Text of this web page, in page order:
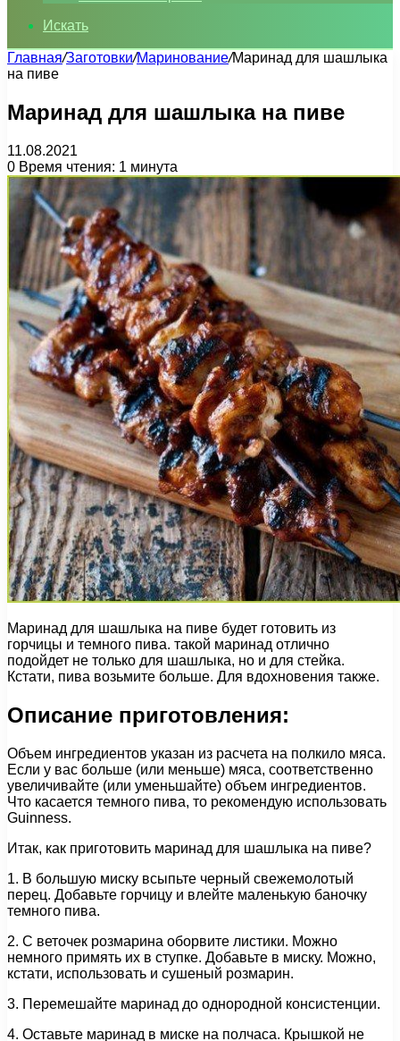
Искать
Главная/Заготовки/Маринование/Маринад для шашлыка
на пиве
Маринад для шашлыка на пиве
11.08.2021
0 Время чтения: 1 минута
Маринад для шашлыка на пиве будет готовить из
горчицы и темного пива. такой маринад отлично
подойдет не только для шашлыка, но и для стейка.
Кстати, пива возьмите больше. Для вдохновения также.
Описание приготовления:
Объем ингредиентов указан из расчета на полкило мяса.
Если у вас больше (или меньше) мяса, соответственно
увеличивайте (или уменьшайте) объем ингредиентов.
Что касается темного пива, то рекомендую использовать
Guinness.
Итак, как приготовить маринад для шашлыка на пиве?
1. В большую миску всыпьте черный свежемолотый
перец. Добавьте горчицу и влейте маленькую баночку
темного пива.
2. С веточек розмарина оборвите листики. Можно
немного примять их в ступке. Добавьте в миску. Можно,
кстати, использовать и сушеный розмарин.
3. Перемешайте маринад до однородной консистенции.
4. Оставьте маринад в миске на полчаса. Крышкой не